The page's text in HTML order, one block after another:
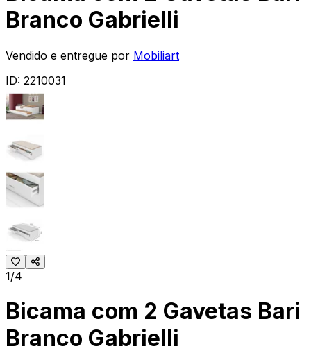
Branco Gabrielli
Vendido e entregue por Mobiliart
ID: 2210031
1/4
Bicama com 2 Gavetas Bari
Branco Gabrielli